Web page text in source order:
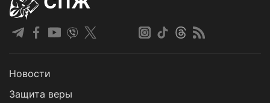
Новости
Защита веры